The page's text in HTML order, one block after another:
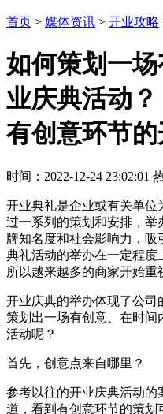
首页 > 媒体资讯 > 开业攻略
如何策划一
业庆典活动
有创意环节的
时间：2022-12-24 23:02:01
开业典礼是企业或有关单
过一系列的策划和安排，举
牌知名度和社会影响力，
典礼活动的举办在一定程度
所以越来越多的商家开始重
开业庆典的举办体现了公
策划出一场有创意、在时
活动呢？
首先，创意点来自哪里？
参考以往的开业庆典活动
道，看到有创意环节的策划